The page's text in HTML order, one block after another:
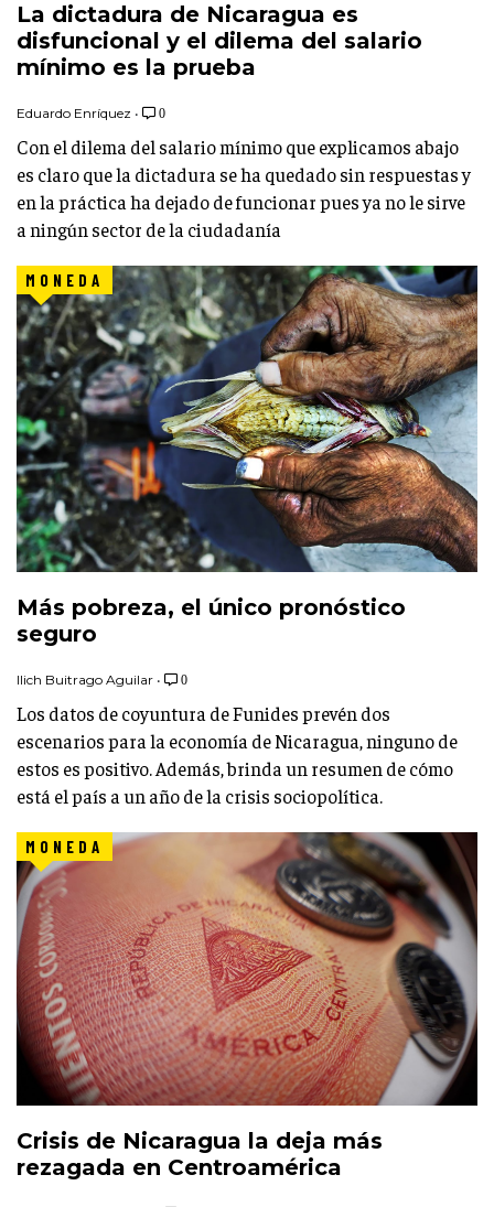
La dictadura de Nicaragua es
disfuncional y el dilema del salario
mínimo es la prueba
Eduardo Enríquez • 0
Con el dilema del salario mínimo que explicamos abajo
es claro que la dictadura se ha quedado sin respuestas y
en la práctica ha dejado de funcionar pues ya no le sirve
a ningún sector de la ciudadanía
MONEDA
Más pobreza, el único pronóstico
seguro
Ilich Buitrago Aguilar • 0
Los datos de coyuntura de Funides prevén dos
escenarios para la economía de Nicaragua, ninguno de
estos es positivo. Además, brinda un resumen de cómo
está el país a un año de la crisis sociopolítica.
MONEDA
Crisis de Nicaragua la deja más
rezagada en Centroamérica